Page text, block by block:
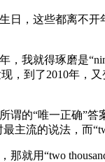
，这些都离不
就得琢磨是
，到了2010年
的“唯一正确”
主流的说法，而
就用“two